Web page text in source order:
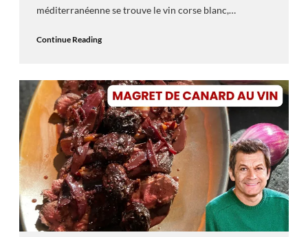
méditerranéenne se trouve le vin corse blanc,…
Continue Reading